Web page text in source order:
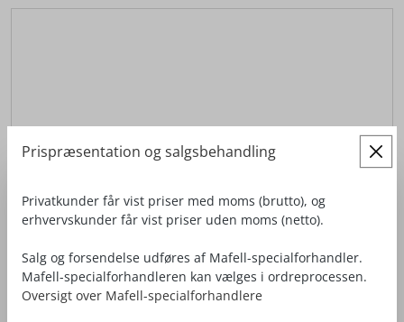
Prispræsentation og salgsbehandling
Privatkunder får vist priser med moms (brutto), og
erhvervskunder får vist priser uden moms (netto).
Salg og forsendelse udføres af Mafell-specialforhandler.
Mafell-specialforhandleren kan vælges i ordreprocessen.
Oversigt over Mafell-specialforhandlere